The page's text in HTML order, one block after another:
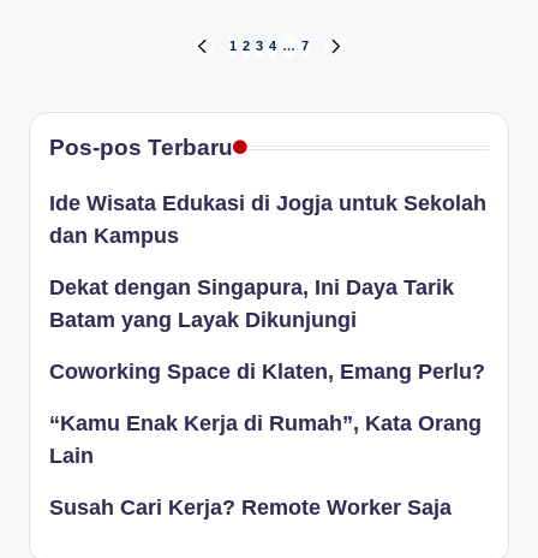
PREVIOUS
1 2 3 4 … 7
Pos-pos Terbaru
Ide Wisata Edukasi di Jogja untuk Sekolah
dan Kampus
Dekat dengan Singapura, Ini Daya Tarik
Batam yang Layak Dikunjungi
Coworking Space di Klaten, Emang Perlu?
“Kamu Enak Kerja di Rumah”, Kata Orang
Lain
Susah Cari Kerja? Remote Worker Saja